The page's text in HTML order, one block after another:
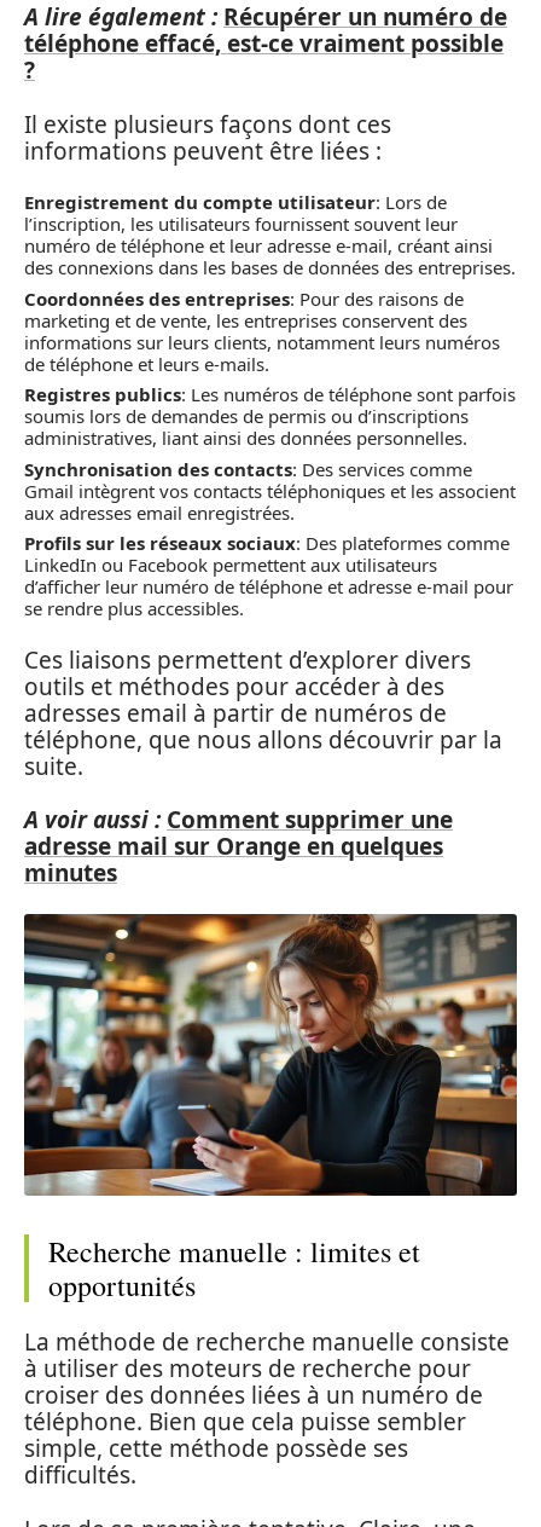
A lire également : Récupérer un numéro de
téléphone effacé, est-ce vraiment possible
?
Il existe plusieurs façons dont ces
informations peuvent être liées :
Enregistrement du compte utilisateur: Lors de
l’inscription, les utilisateurs fournissent souvent leur
numéro de téléphone et leur adresse e-mail, créant ainsi
des connexions dans les bases de données des entreprises.
Coordonnées des entreprises: Pour des raisons de
marketing et de vente, les entreprises conservent des
informations sur leurs clients, notamment leurs numéros
de téléphone et leurs e-mails.
Registres publics: Les numéros de téléphone sont parfois
soumis lors de demandes de permis ou d’inscriptions
administratives, liant ainsi des données personnelles.
Synchronisation des contacts: Des services comme
Gmail intègrent vos contacts téléphoniques et les associent
aux adresses email enregistrées.
Profils sur les réseaux sociaux: Des plateformes comme
LinkedIn ou Facebook permettent aux utilisateurs
d’afficher leur numéro de téléphone et adresse e-mail pour
se rendre plus accessibles.
Ces liaisons permettent d’explorer divers
outils et méthodes pour accéder à des
adresses email à partir de numéros de
téléphone, que nous allons découvrir par la
suite.
A voir aussi : Comment supprimer une
adresse mail sur Orange en quelques
minutes
Recherche manuelle : limites et
opportunités
La méthode de recherche manuelle consiste
à utiliser des moteurs de recherche pour
croiser des données liées à un numéro de
téléphone. Bien que cela puisse sembler
simple, cette méthode possède ses
difficultés.